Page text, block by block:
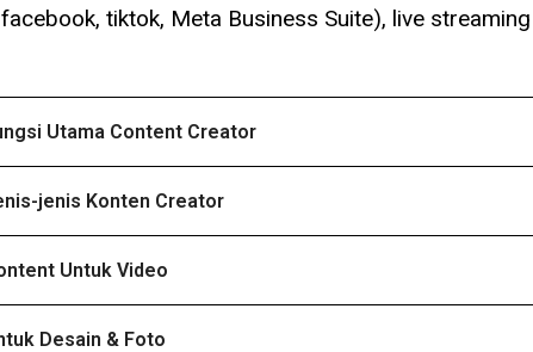
facebook, tiktok, Meta Business Suite), live
Utama Content Creator
jenis Konten Creator
Untuk Video
Desain & Foto